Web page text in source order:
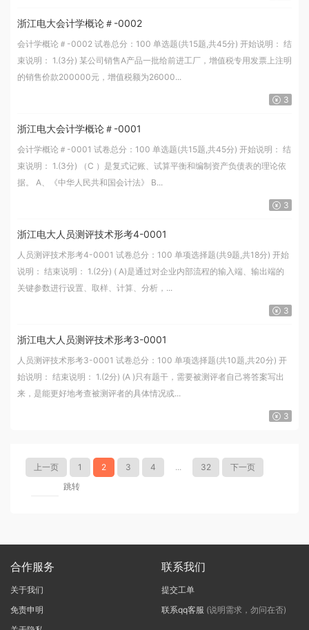
浙江电大会计学概论＃-0002
会计学概论＃-0002 试卷总分：100 单选题(共15题,共45分) 开始说明： 结
束说明： 1.(3分) 某公司销售A产品一批给前进工厂，增值税专用发票上注明
的销售价款200000元，增值税额为26000...
3
浙江电大会计学概论＃-0001
会计学概论＃-0001 试卷总分：100 单选题(共15题,共45分) 开始说明： 结
束说明： 1.(3分) （C ）是复式记账、试算平衡和编制资产负债表的理论依
据。 A、《中华人民共和国会计法》 B...
3
浙江电大人员测评技术形考4-0001
人员测评技术形考4-0001 试卷总分：100 单项选择题(共9题,共18分) 开始
说明： 结束说明： 1.(2分) ( A)是通过对企业内部流程的输入端、输出端的
关键参数进行设置、取样、计算、分析，...
3
浙江电大人员测评技术形考3-0001
人员测评技术形考3-0001 试卷总分：100 单项选择题(共10题,共20分) 开
始说明： 结束说明： 1.(2分) (A )只有题干，需要被测评者自己将答案写出
来，是能更好地考查被测评者的具体情况或...
3
上一页 1 2 3 4 ... 32
下一页
跳转
合作服务
关于我们
免责申明
联系我们
提交工单
联系qq客服 (说明需求，勿问在否)